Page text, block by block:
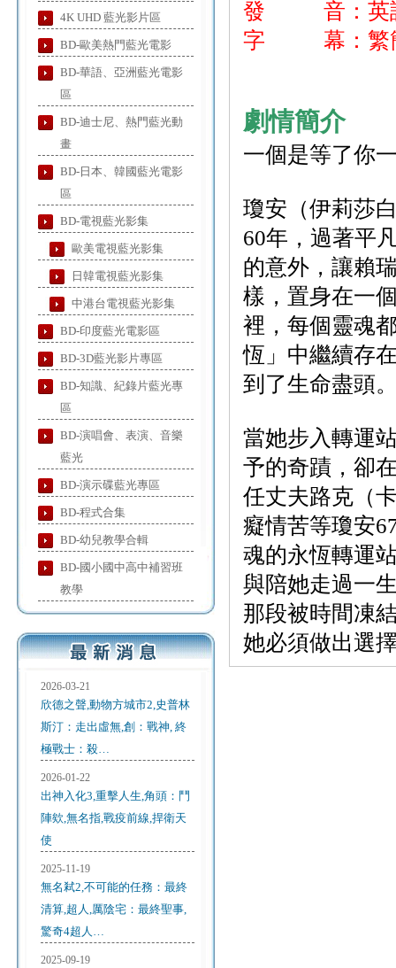
4K UHD 藍光影片區
BD-歐美熱門藍光電影
BD-華語、亞洲藍光電影
區
BD-迪士尼、熱門藍光動
畫
BD-日本、韓國藍光電影
區
BD-電視藍光影集
歐美電視藍光影集
日韓電視藍光影集
中港台電視藍光影集
BD-印度藍光電影區
BD-3D藍光影片專區
BD-知識、紀錄片藍光專
區
BD-演唱會、表演、音樂
藍光
BD-演示碟藍光專區
BD-程式合集
BD-幼兒教學合輯
BD-國小國中高中補習班
教學
2026-03-21
欣德之聲,動物方城市2,史普林
斯汀：走出虛無,創：戰神, 終
極戰士：殺…
2026-01-22
出神入化3,重擊人生,角頭：鬥
陣欸,無名指,戰疫前線,捍衛天
使
2025-11-19
無名弒2,不可能的任務：最終
清算,超人,厲陰宅：最終聖事,
驚奇4超人…
2025-09-19
發 音：英
字 幕：繁簡
劇情簡介
一個是等了你
瓊安（伊莉莎
60年，過著平
的意外，讓賴
樣，置身在一
裡，每個靈魂
恆」中繼續存
到了生命盡頭
當她步入轉運
予的奇蹟，卻
任丈夫路克（
癡情苦等瓊安
魂的永恆轉運
與陪她走過一
那段被時間凍
她必須做出選